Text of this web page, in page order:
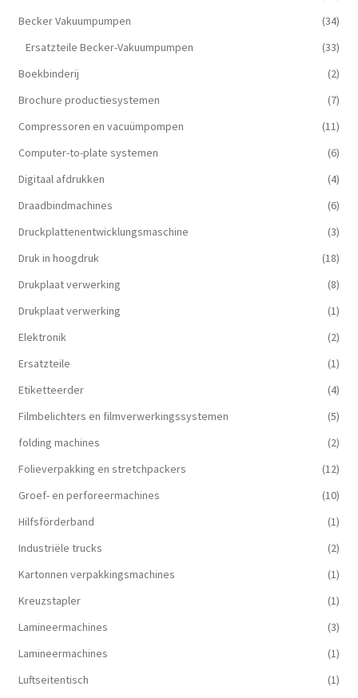
Becker Vakuumpumpen
(34)
Ersatzteile Becker-Vakuumpumpen
(33)
Boekbinderij
(2)
Brochure productiesystemen
(7)
Compressoren en vacuümpompen
(11)
Computer-to-plate systemen
(6)
Digitaal afdrukken
(4)
Draadbindmachines
(6)
Druckplattenentwicklungsmaschine
(3)
Druk in hoogdruk
(18)
Drukplaat verwerking
(8)
Drukplaat verwerking
(1)
Elektronik
(2)
Ersatzteile
(1)
Etiketteerder
(4)
Filmbelichters en filmverwerkingssystemen
(5)
folding machines
(2)
Folieverpakking en stretchpackers
(12)
Groef- en perforeermachines
(10)
Hilfsförderband
(1)
Industriële trucks
(2)
Kartonnen verpakkingsmachines
(1)
Kreuzstapler
(1)
Lamineermachines
(3)
Lamineermachines
(1)
Luftseitentisch
(1)